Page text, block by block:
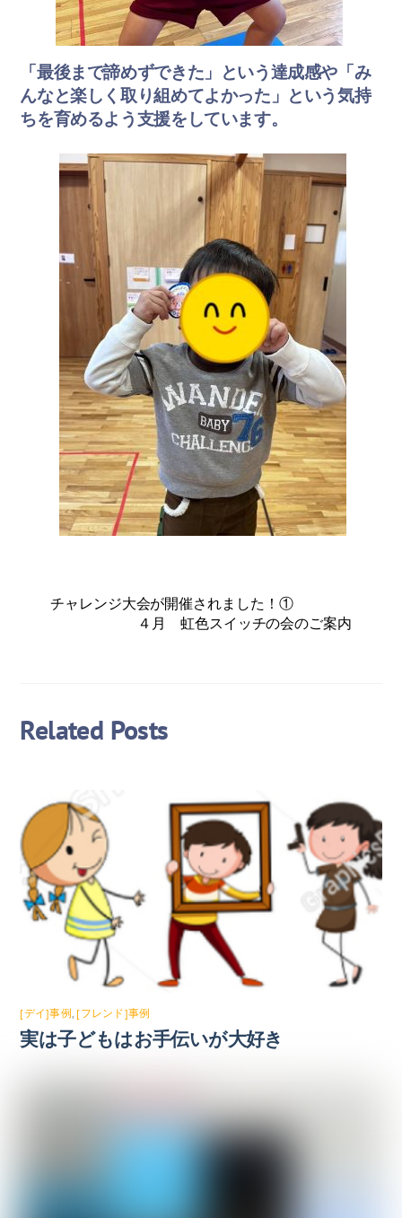
「最後まで諦めずできた」という達成感や「み
んなと楽しく取り組めてよかった」という気持
ちを育めるよう支援をしています。
チャレンジ大会が開催されました！①
４月 虹色スイッチの会のご案内
Related Posts
[デイ]事例, [フレンド]事例
実は子どもはお手伝いが大好き